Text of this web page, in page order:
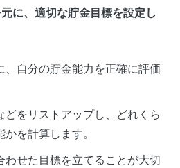
に、適切な貯金目標を設定し
、自分の貯金能力を正確に評価
どをリストアップし、どれくら
を計算します。
わせた目標を立てることが大切